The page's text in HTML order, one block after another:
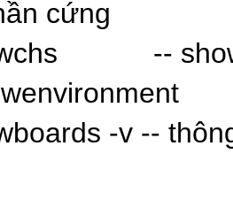
cứng
-- show
-v --